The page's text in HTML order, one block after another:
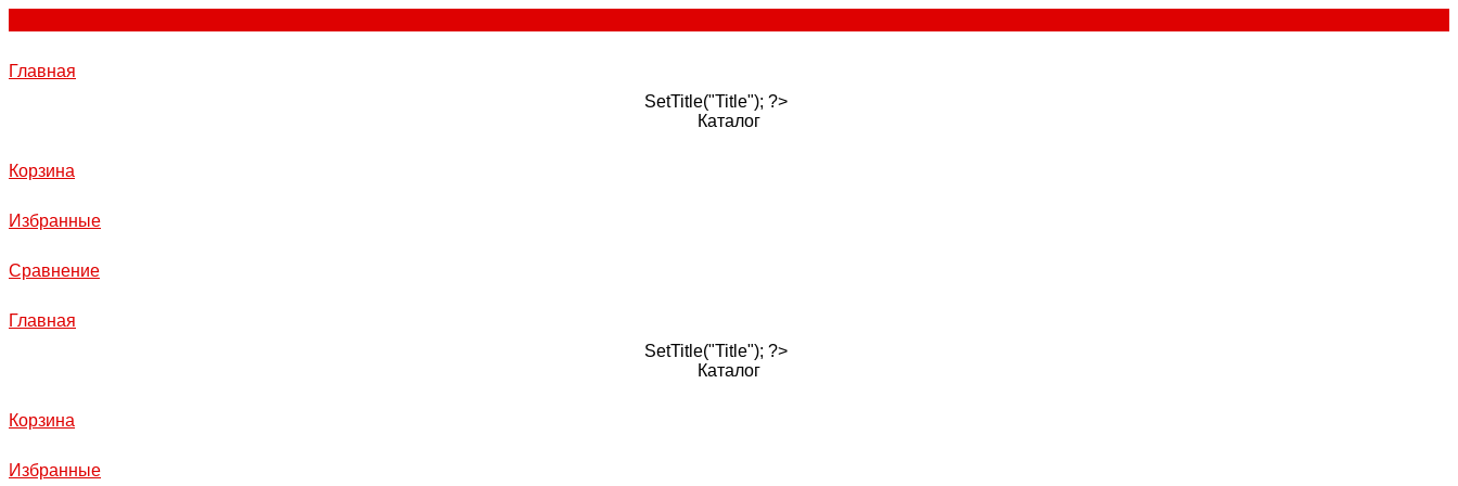
Главная
SetTitle("Title"); ?>
Каталог
Корзина
Избранные
Сравнение
Главная
SetTitle("Title"); ?>
Каталог
Корзина
Избранные